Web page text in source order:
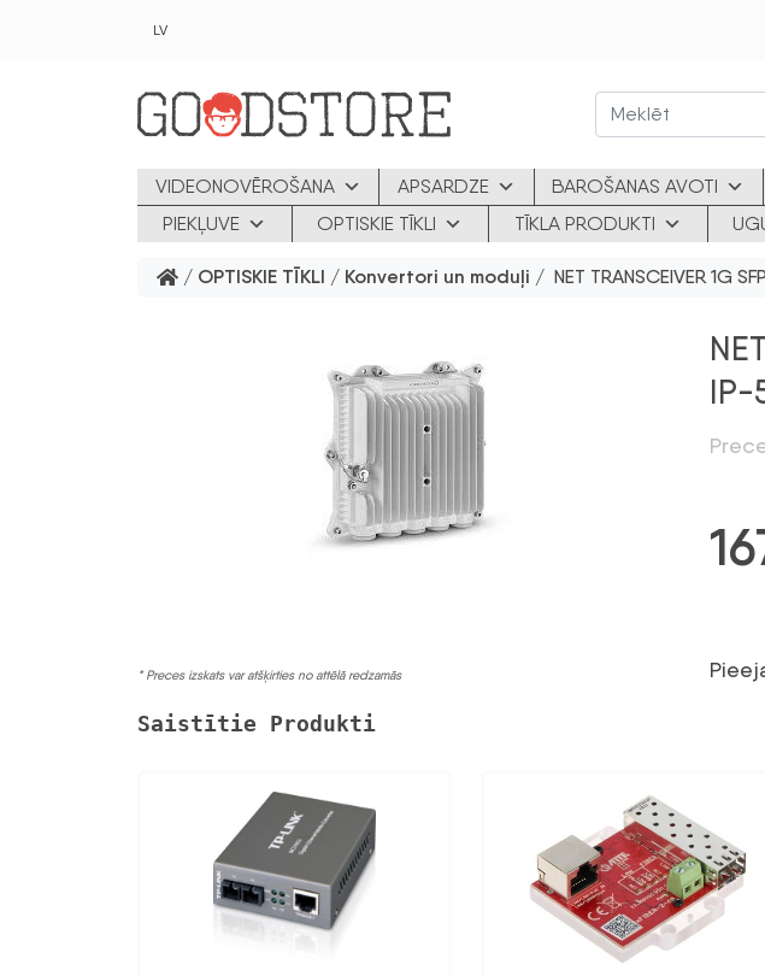
LV
VIDEONOVĒROŠANA APSARDZE BAROŠANAS AVOTI
PIEKĻUVE
OPTISKIE TĪKLI TĪKLA PRODUKTI
/ OPTISKIE TĪKLI / Konvertori un moduļi / NET TRANSCEIVER 1G
* Preces izskats var atšķirties no attēlā redzamās
IP-
Saistītie Produkti